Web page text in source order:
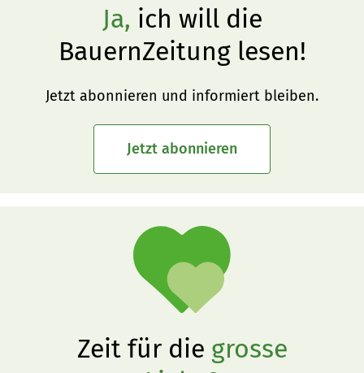
Ja, ich will die
BauernZeitung lesen!
Jetzt abonnieren und informiert bleiben.
Jetzt abonnieren
Zeit für die grosse